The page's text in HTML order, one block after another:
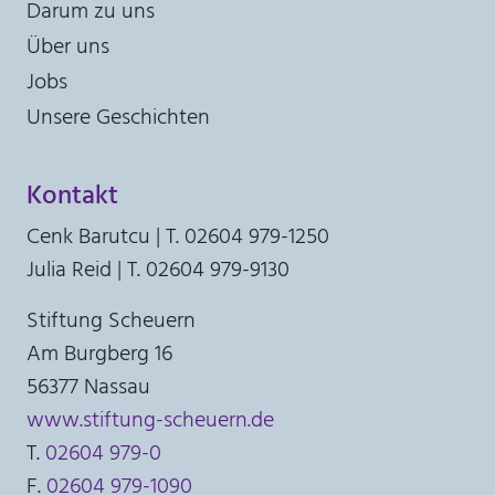
Darum zu uns
Über uns
Jobs
Unsere Geschichten
Kontakt
Cenk Barutcu | T. 02604 979-1250
Julia Reid | T. 02604 979-9130
Stiftung Scheuern
Am Burgberg 16
56377 Nassau
www.stiftung-scheuern.de
T. 02604 979-0
F. 02604 979-1090
Seitenstatistik
6 Monate
_pk_ses, _pk_cvar, _pk_hsr
Anbieter:
Stiftung Scheuern
Zweck:
Seitenstatistik